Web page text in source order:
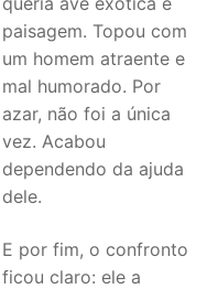
paisagem. Topou com
um homem atraente e
mal humorado. Por
azar, não foi a única
vez. Acabou
dependendo da ajuda
dele.
E por fim, o confronto
ficou claro: ele a